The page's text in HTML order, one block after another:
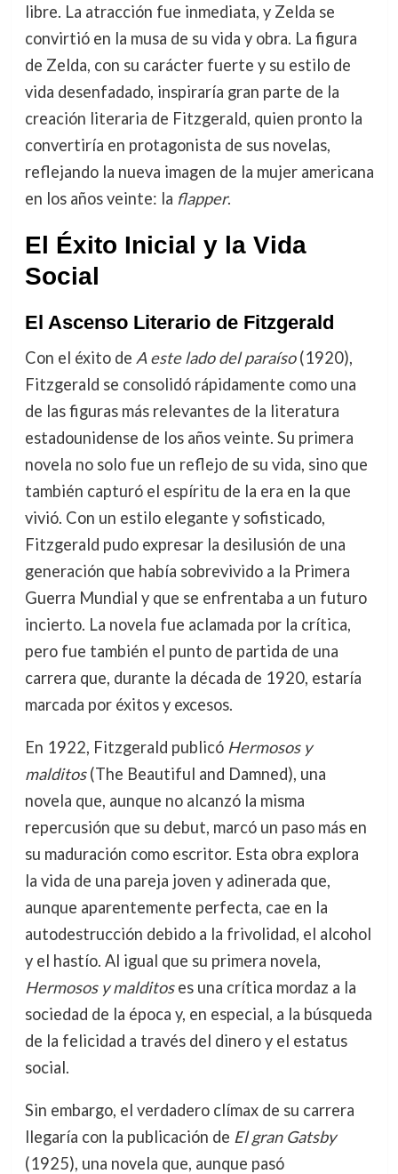
libre. La atracción fue inmediata, y Zelda se
convirtió en la musa de su vida y obra. La figura
de Zelda, con su carácter fuerte y su estilo de
vida desenfadado, inspiraría gran parte de la
creación literaria de Fitzgerald, quien pronto la
convertiría en protagonista de sus novelas,
reflejando la nueva imagen de la mujer americana
en los años veinte: la flapper.
El Éxito Inicial y la Vida
Social
El Ascenso Literario de Fitzgerald
Con el éxito de A este lado del paraíso(1920),
Fitzgerald se consolidó rápidamente como una
de las figuras más relevantes de la literatura
estadounidense de los años veinte. Su primera
novela no solo fue un reflejo de su vida, sino que
también capturó el espíritu de la era en la que
vivió. Con un estilo elegante y sofisticado,
Fitzgerald pudo expresar la desilusión de una
generación que había sobrevivido a la Primera
Guerra Mundial y que se enfrentaba a un futuro
incierto. La novela fue aclamada por la crítica,
pero fue también el punto de partida de una
carrera que, durante la década de 1920, estaría
marcada por éxitos y excesos.
En 1922, Fitzgerald publicó Hermosos y
malditos(The Beautiful and Damned), una
novela que, aunque no alcanzó la misma
repercusión que su debut, marcó un paso más en
su maduración como escritor. Esta obra explora
la vida de una pareja joven y adinerada que,
aunque aparentemente perfecta, cae en la
autodestrucción debido a la frivolidad, el alcohol
y el hastío. Al igual que su primera novela,
Hermosos y malditoses una crítica mordaz a la
sociedad de la época y, en especial, a la búsqueda
de la felicidad a través del dinero y el estatus
social.
Sin embargo, el verdadero clímax de su carrera
llegaría con la publicación de El gran Gatsby
(1925), una novela que, aunque pasó